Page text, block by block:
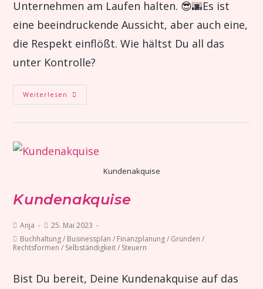
Unternehmen am Laufen halten. 😎🌆Es ist
eine beeindruckende Aussicht, aber auch eine,
die Respekt einflößt. Wie hältst Du all das
unter Kontrolle?
Weiterlesen
Kundenakquise
Kundenakquise
Anja
25. Mai 2023
Buchhaltung / Businessplan / Finanzplanung / Gründen /
Rechtsformen / Selbständigkeit / Steuern
Bist Du bereit, Deine Kundenakquise auf das